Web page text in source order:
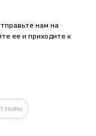
нам на
ее и приходите к